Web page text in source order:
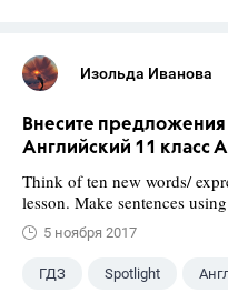
Изольда Иванова
Внесите
Английский 11 класс
Think of ten new words/
lesson. Make sentences
5 ноября 2017
ГДЗ Spotlight